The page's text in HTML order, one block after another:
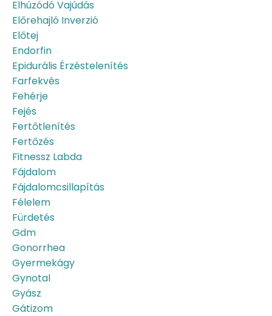
Elhúzódó Vajúdás
Előrehajló Inverzió
Előtej
Endorfin
Epidurális Érzéstelenítés
Farfekvés
Fehérje
Fejés
Fertőtlenítés
Fertőzés
Fitnessz Labda
Fájdalom
Fájdalomcsillapítás
Félelem
Fürdetés
Gdm
Gonorrhea
Gyermekágy
Gynotal
Gyász
Gátizom